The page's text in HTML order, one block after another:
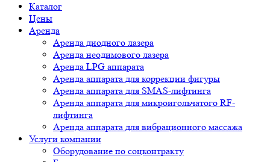
Каталог
Цены
Аренда
Аренда диодного лазера
Аренда неодимового лазера
Аренда LPG аппарата
Аренда аппарата для коррекции фигуры
Аренда аппарата для SMAS-лифтинга
Аренда аппарата для микроигольчатого RF-
лифтинга
Аренда аппарата для вибрационного массажа
Услуги компании
Оборудование по соцконтракту